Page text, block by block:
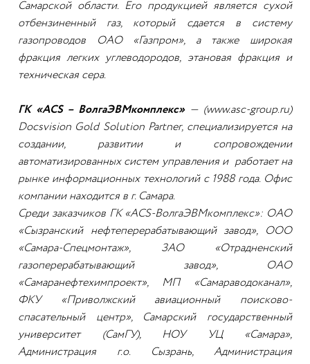
Самарской области. Его продукцией является сухой
отбензиненный газ, который сдается в систему
газопроводов ОАО «Газпром», а также широкая
фракция легких углеводородов, этановая фракция и
техническая сера.
ГК «ACS – ВолгаЭВМкомплекс»— (www.asc-group.ru)
Docsvision Gold Solution Partner, специализируется на
создании, развитии и сопровождении
автоматизированных систем управления и работает на
рынке информационных технологий с 1988 года. Офис
компании находится в г. Самара.
Среди заказчиков ГК «ACS-ВолгаЭВМкомплекс»: ОАО
«Сызранский нефтеперерабатывающий завод», ООО
«Самара-Спецмонтаж», ЗАО «Отрадненский
газоперерабатывающий завод», ОАО
«Самаранефтехимпроект», МП «Самараводоканал»,
ФКУ «Приволжский авиационный поисково-
спасательный центр», Самарский государственный
университет (СамГУ), НОУ УЦ «Самара»,
Администрация г.о. Сызрань, Администрация